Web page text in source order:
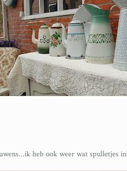
heb ook weer wat spulletjes in